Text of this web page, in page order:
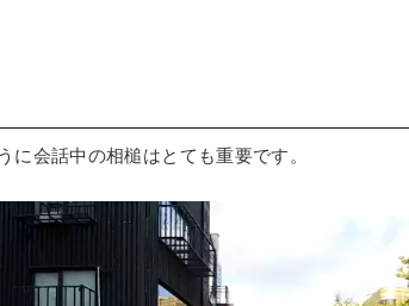
に会話中の相槌はとても重要です。